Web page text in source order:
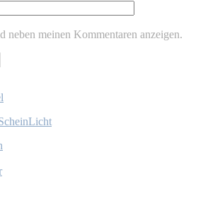
neben meinen Kommentaren anzeigen.